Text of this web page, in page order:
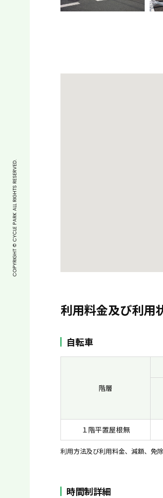
利用料金及び利用
自転車
階層
１階平置屋根無
利用方法及び利用料金、減額、免
時間制詳細
COPYRIGHT © CYCLE PARK ALL RIGHTS RESERVED.